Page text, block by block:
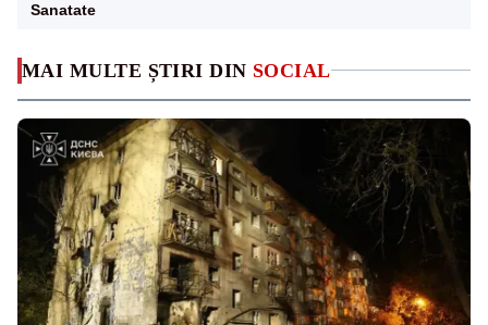
MAI MULTE ȘTIRI DIN SOCIAL
Sanatate